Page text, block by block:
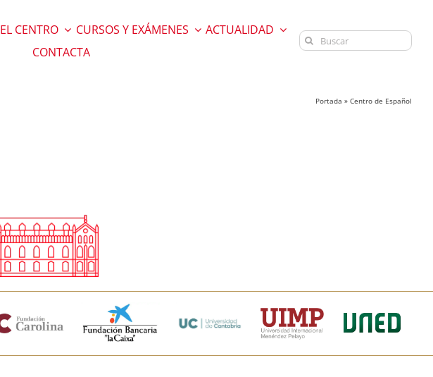
EL CENTRO CURSOS Y EXÁMENES
ACTUALIDAD
CONTACTA
Buscar:
Portada » Centro de Español